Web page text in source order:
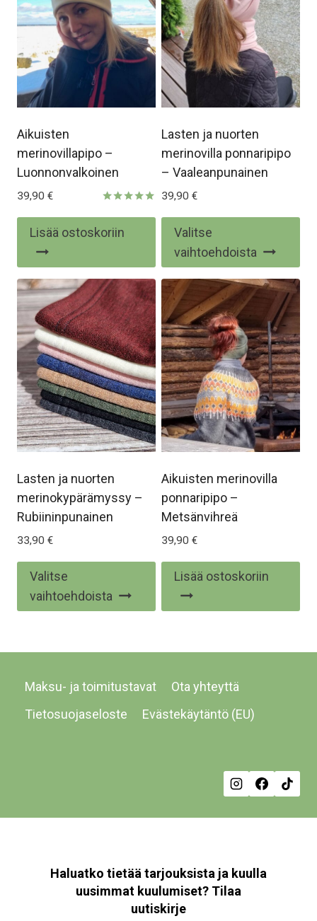
Aikuisten
merinovillapipo –
Luonnonvalkoinen
5.00
39,90 €
Lisää ostoskoriin
Lasten ja nuorten
merinovilla ponnaripipo
– Vaaleanpunainen
39,90 €
Valitse
vaihtoehdoista
on
Lasten ja nuorten
merinokypärämyssy –
Rubiininpunainen
33,90 €
Valitse
vaihtoehdoista
Tällä
tuotteella
on
muunnelma.
tehdä
valinnat
Aikuisten merinovilla
ponnaripipo –
Metsänvihreä
39,90 €
Lisää ostoskoriin
Maksu- ja toimitustavat
Ota yhteyttä
Tietosuojaseloste
Evästekäytäntö (EU)
Haluatko tietää tarjouksista ja kuulla
uusimmat kuulumiset? Tilaa
uutiskirje